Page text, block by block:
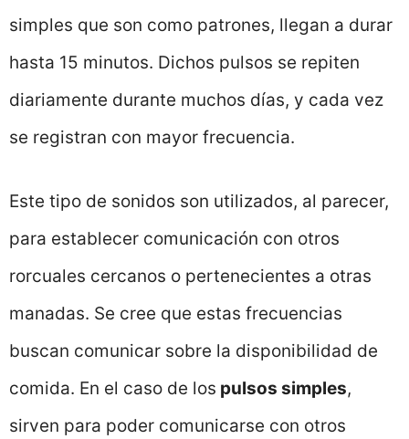
simples que son como patrones, llegan a durar
hasta 15 minutos. Dichos pulsos se repiten
diariamente durante muchos días, y cada vez
se registran con mayor frecuencia.
Este tipo de sonidos son utilizados, al parecer,
para establecer comunicación con otros
rorcuales cercanos o pertenecientes a otras
manadas. Se cree que estas frecuencias
buscan comunicar sobre la disponibilidad de
comida. En el caso de los pulsos simples,
sirven para poder comunicarse con otros